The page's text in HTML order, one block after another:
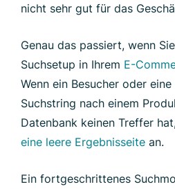
nicht sehr gut für das
Genau das passiert, wenn
Suchsetup in Ihrem E-
Wenn ein Besucher oder
Suchstring nach einem
Datenbank keinen Treffer
eine leere Ergebnisseite an.
Ein fortgeschrittenes